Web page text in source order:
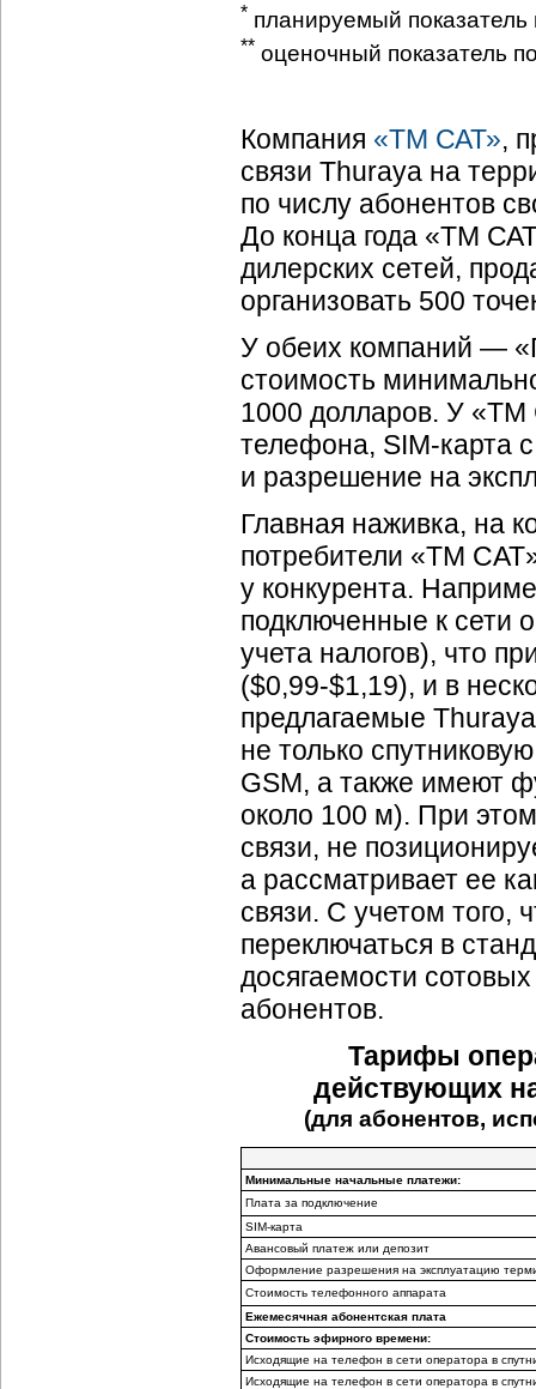
* планируемый
** оценочный показатель
Компания «ТМ САТ»,
связи Thuraya на
по числу абонентов
До конца года «ТМ
дилерских сетей,
организовать 500
У обеих компаний —
стоимость
1000 долларов. У «ТМ
телефона, SIM-карта
и разрешение на
Главная наживка, на
потребители «TM
у конкурента.
подключенные к сети
учета налогов), что
($0,99-$1,19), и в
предлагаемые
не только
GSM, а также имеют
около 100 м). При
связи, не
а рассматривает ее
связи. С учетом того,
переключаться в
досягаемости
абонентов.
Тарифы
действующих
(для абонентов,
Минимальные начальные платежи:
Плата за подключение
SIM-карта
Авансовый платеж или депозит
Оформление разрешения на эксплуатацию
Стоимость телефонного аппарата
Ежемесячная абонентская плата
Стоимость эфирного времени:
Исходящие на телефон в сети оператора в
Исходящие на телефон в сети оператора в